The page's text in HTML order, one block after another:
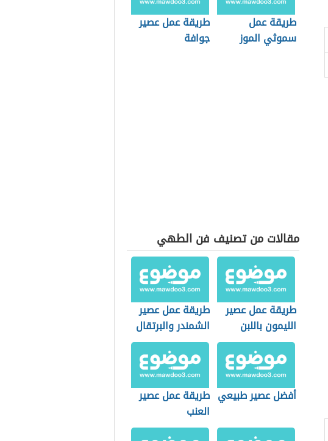
طريقة عمل
سموثي الموز
طريقة عمل عصير
جوافة
مقالات من تصنيف فن الطهي
طريقة عمل عصير
الليمون باللبن
طريقة عمل عصير
الشمندر والبرتقال
أفضل عصير طبيعي طريقة عمل عصير
العنب